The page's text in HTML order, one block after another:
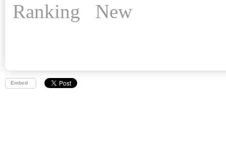
Ranking New
Embed